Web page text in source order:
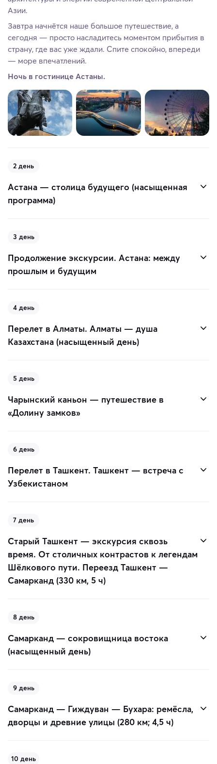
Азии.
Завтра начнётся наше большое путешествие, а
сегодня — просто насладитесь моментом прибытия в
страну, где вас уже ждали. Спите спокойно, впереди
— море впечатлений.
Ночь в гостинице Астаны.
2 день
Астана — столица будущего (насыщенная
программа)
3 день
Продолжение экскурсии. Астана: между
прошлым и будущим
4 день
Перелет в Алматы. Алматы — душа
Казахстана (насыщенный день)
5 день
Чарынский каньон — путешествие в
«Долину замков»
6 день
Перелет в Ташкент. Ташкент — встреча с
Узбекистаном
7 день
Старый Ташкент — экскурсия сквозь
время. От столичных контрастов к легендам
Шёлкового пути. Переезд Ташкент —
Самарканд (330 км, 5 ч)
8 день
Самарканд — сокровищница востока
(насыщенный день)
9 день
Самарканд — Гиждуван — Бухара: ремёсла,
дворцы и древние улицы (280 км; 4,5 ч)
10 день